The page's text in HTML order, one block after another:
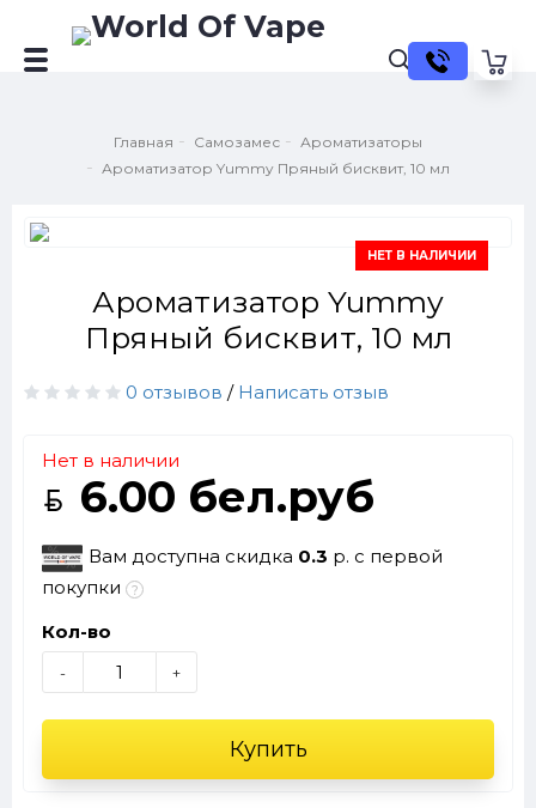
Главная Самозамес
Ароматизаторы
Ароматизатор Yummy Пряный бисквит, 10 мл
НЕТ В НАЛИЧИИ
Ароматизатор Yummy
Пряный бисквит, 10 мл
0 отзывов / Написать отзыв
Нет в наличии
6.00 бел.руб
Вам доступна скидка 0.3 р. с первой
покупки
Кол-во
- +
Купить